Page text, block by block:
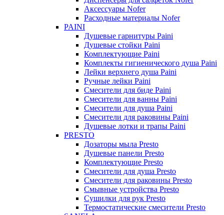
Аксессуары Nofer
Расходные материалы Nofer
PAINI
Душевые гарнитуры Paini
Душевые стойки Paini
Комплектующие Paini
Комплекты гигиенического душа Paini
Лейки верхнего душа Paini
Ручные лейки Paini
Смесители для биде Paini
Смесители для ванны Paini
Смесители для душа Paini
Смесители для раковины Paini
Душевые лотки и трапы Paini
PRESTO
Дозаторы мыла Presto
Душевые панели Presto
Комплектующие Presto
Смесители для душа Presto
Смесители для раковины Presto
Смывные устройства Presto
Сушилки для рук Presto
Термостатические смесители Presto